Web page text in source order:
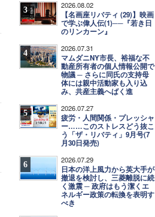
3 2026.08.02
【名画座リバティ (29)】映画
で学ぶ偉人伝(1)──『若き日
のリンカーン』
4 2026.07.31
マムダニNY市長、裕福な不
動産所有者の個人情報公開で
物議 ─ さらに同氏の支持母
体には親中活動家も入り込
み、共産主義へばく進
5 2026.07.27
疲労・人間関係・プレッシャ
ー……このストレスどう抜こ
う「ザ・リバティ」9月号(7
月30日発売)
6 2026.07.29
日本の洋上風力から英大手が
撤退を検討し、三菱離脱に続
く激震 ─ 政府はもう潔くエ
ネルギー政策の転換を表明す
べき